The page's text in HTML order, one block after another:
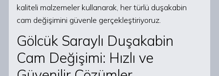
kaliteli malzemeler kullanarak, her türlü duşakabin
cam değişimini güvenle gerçekleştiriyoruz.
Gölcük Saraylı Duşakabin
Cam Değişimi: Hızlı ve